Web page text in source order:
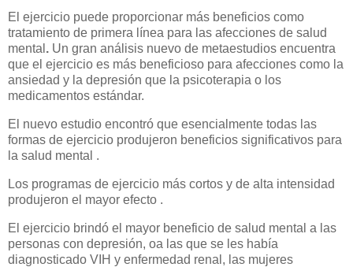
El ejercicio puede proporcionar más beneficios como
tratamiento de primera línea para las afecciones de salud
mental . Un gran análisis nuevo de metaestudios encuentra
que el ejercicio es más beneficioso para afecciones como la
ansiedad y la depresión que la psicoterapia o los
medicamentos estándar.
El nuevo estudio encontró que esencialmente todas las
formas de ejercicio produjeron beneficios significativos para
la salud mental .
Los programas de ejercicio más cortos y de alta intensidad
produjeron el mayor efecto .
El ejercicio brindó el mayor beneficio de salud mental a las
personas con depresión, oa las que se les había
diagnosticado VIH y enfermedad renal, las mujeres